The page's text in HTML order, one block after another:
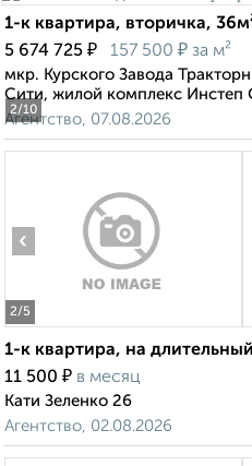
2/10
1-к квартира, вторичка,
5 674 725 ₽ 157 500 ₽ за м²
мкр. Курского Завода
Сити, жилой комплекс Инстеп
Агентство, 07.08.2026
2/5
‹
1-к квартира, на
11 500 ₽ в месяц
Кати Зеленко 26
Агентство, 02.08.2026